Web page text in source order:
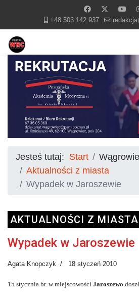
+48 503 142 937
Jesteś tutaj: Start
Aktualności z miasta
Wypadek w Jaroszewie
AKTUALNOŚCI Z MIASTA
Wypadek w Jaroszewie
Agata Knopczyk 18 styczeń 2010
15 stycznia br. w miejscowości Jaroszewo